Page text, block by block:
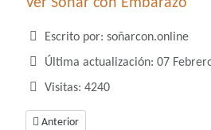
Ver Soñar con Embarazo
Detalles
Escrito por: soñarcon.online
Última actualización: 07
Visitas: 4240
Artículo anterior: ¿Qué número juega
Anterior